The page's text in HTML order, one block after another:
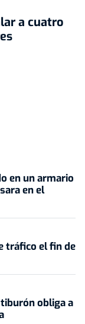
a cuatro
en un armario
en el
tráfico el fin de
obliga a